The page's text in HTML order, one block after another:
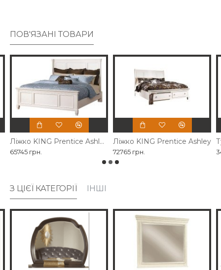
ПОВ'ЯЗАНІ ТОВАРИ
Ліжко KING Prentice Ashley для спальні
65745 грн.
Ліжко KING Prentice Ashley
72765 грн.
З ЦІЄЇ КАТЕГОРІЇ ІНШІ